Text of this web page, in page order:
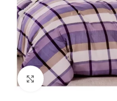
Виж повече